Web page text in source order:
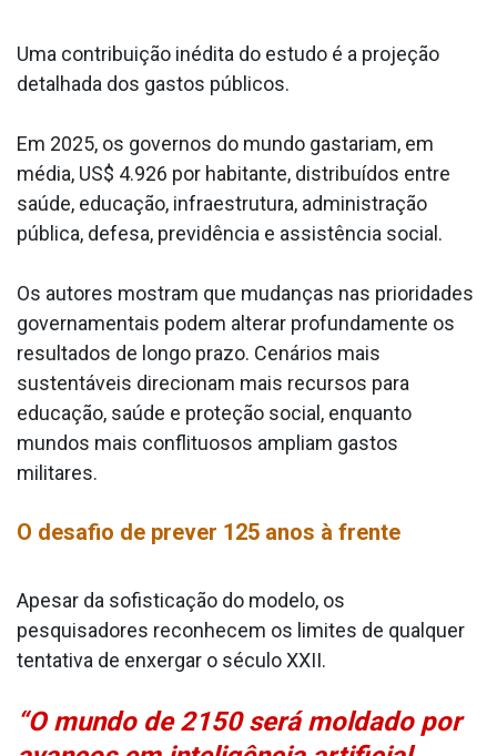
Uma contribuição inédita do estudo é a projeção
detalhada dos gastos públicos.
Em 2025, os governos do mundo gastariam, em
média, US$ 4.926 por habitante, distribuídos entre
saúde, educação, infraestrutura, administração
pública, defesa, previdência e assistência social.
Os autores mostram que mudanças nas prioridades
governamentais podem alterar profundamente os
resultados de longo prazo. Cenários mais
sustentáveis direcionam mais recursos para
educação, saúde e proteção social, enquanto
mundos mais conflituosos ampliam gastos
militares.
O desafio de prever 125 anos à frente
Apesar da sofisticação do modelo, os
pesquisadores reconhecem os limites de qualquer
tentativa de enxergar o século XXII.
“O mundo de 2150 será moldado por